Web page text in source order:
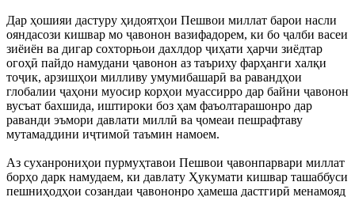
Дар ҳошияи дастуру ҳидоятҳои Пешвои миллат барои насли
ояндасози кишвар мо ҷавонон вазифадорем, ки бо ҷалби васеи
зиёиён ва дигар сохторњои дахлдор ҷиҳати ҳарчи зиёдтар
огоҳӣ пайдо намудани ҷавонон аз таъриху фарҳанги халқи
тоҷик, арзишҳои милливу умумибашарӣ ва равандҳои
глобалии ҷаҳони муосир корҳои муассирро дар байни ҷавонон
вусъат бахшида, иштироки боз ҳам фаъолтарашонро дар
раванди эъмори давлати миллӣ ва ҷомеаи пешрафтаву
мутамаддини иҷтимоӣ таъмин намоем.
Аз суханрониҳои пурмуҳтавои Пешвои ҷавонпарвари миллат
борҳо дарк намудаем, ки давлату Ҳукумати кишвар ташаббуси
пешниҳодҳои созандаи ҷавононро ҳамеша дастгирӣ менамояд